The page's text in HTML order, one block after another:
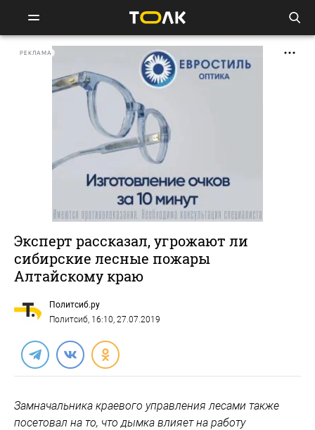
РЕКЛАМА
Эксперт рассказал, угрожают ли
сибирские лесные пожары
Алтайскому краю
Политсиб.ру
Политсиб, 16:10, 27.07.2019
Замначальника краевого управления лесами также
посетовал на то, что дымка влияет на работу